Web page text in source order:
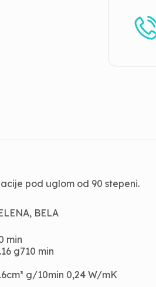
pod uglom od 90 stepeni.
BELA
min
g710 min
g/10min 0,24 W/mK